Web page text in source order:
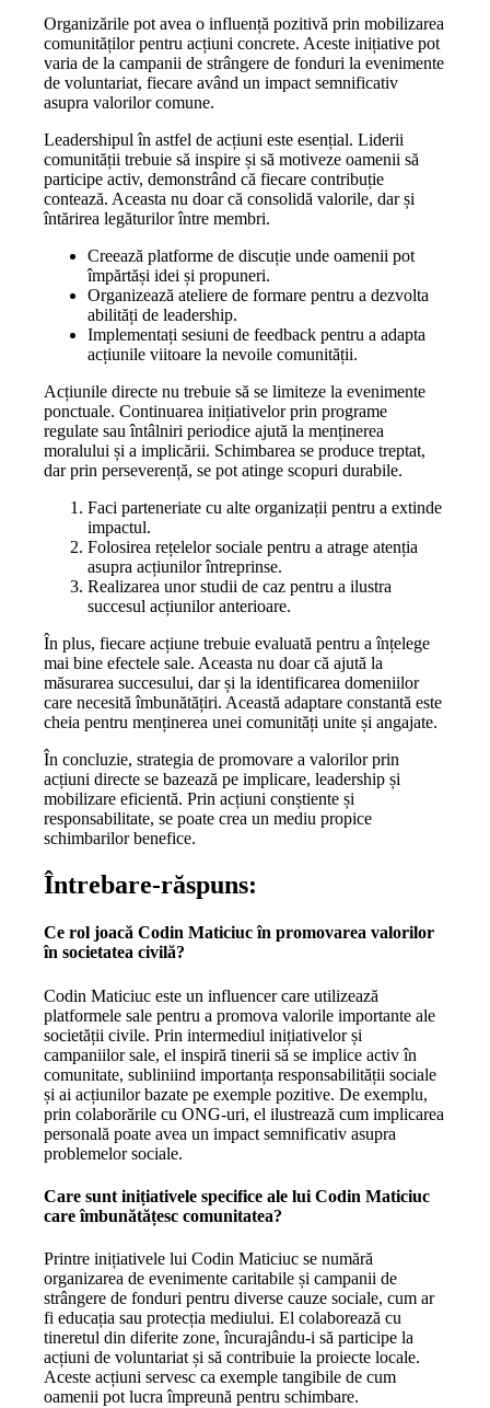
Organizările pot avea o influență pozitivă prin mobilizarea
comunităților pentru acțiuni concrete. Aceste inițiative pot
varia de la campanii de strângere de fonduri la evenimente
de voluntariat, fiecare având un impact semnificativ
asupra valorilor comune.
Leadershipul în astfel de acțiuni este esențial. Liderii
comunității trebuie să inspire și să motiveze oamenii să
participe activ, demonstrând că fiecare contribuție
contează. Aceasta nu doar că consolidă valorile, dar și
întărirea legăturilor între membri.
Creează platforme de discuție unde oamenii pot
împărtăși idei și propuneri.
Organizează ateliere de formare pentru a dezvolta
abilități de leadership.
Implementați sesiuni de feedback pentru a adapta
acțiunile viitoare la nevoile comunității.
Acțiunile directe nu trebuie să se limiteze la evenimente
ponctuale. Continuarea inițiativelor prin programe
regulate sau întâlniri periodice ajută la menținerea
moralului și a implicării. Schimbarea se produce treptat,
dar prin perseverență, se pot atinge scopuri durabile.
Faci parteneriate cu alte organizații pentru a extinde
impactul.
Folosirea rețelelor sociale pentru a atrage atenția
asupra acțiunilor întreprinse.
Realizarea unor studii de caz pentru a ilustra
succesul acțiunilor anterioare.
În plus, fiecare acțiune trebuie evaluată pentru a înțelege
mai bine efectele sale. Aceasta nu doar că ajută la
măsurarea succesului, dar și la identificarea domeniilor
care necesită îmbunătățiri. Această adaptare constantă este
cheia pentru menținerea unei comunități unite și angajate.
În concluzie, strategia de promovare a valorilor prin
acțiuni directe se bazează pe implicare, leadership și
mobilizare eficientă. Prin acțiuni conștiente și
responsabilitate, se poate crea un mediu propice
schimbarilor benefice.
Întrebare-răspuns:
Ce rol joacă Codin Maticiuc în promovarea valorilor
în societatea civilă?
Codin Maticiuc este un influencer care utilizează
platformele sale pentru a promova valorile importante ale
societății civile. Prin intermediul inițiativelor și
campaniilor sale, el inspiră tinerii să se implice activ în
comunitate, subliniind importanța responsabilității sociale
și ai acțiunilor bazate pe exemple pozitive. De exemplu,
prin colaborările cu ONG-uri, el ilustrează cum implicarea
personală poate avea un impact semnificativ asupra
problemelor sociale.
Care sunt inițiativele specifice ale lui Codin Maticiuc
care îmbunătățesc comunitatea?
Printre inițiativele lui Codin Maticiuc se numără
organizarea de evenimente caritabile și campanii de
strângere de fonduri pentru diverse cauze sociale, cum ar
fi educația sau protecția mediului. El colaborează cu
tineretul din diferite zone, încurajându-i să participe la
acțiuni de voluntariat și să contribuie la proiecte locale.
Aceste acțiuni servesc ca exemple tangibile de cum
oamenii pot lucra împreună pentru schimbare.